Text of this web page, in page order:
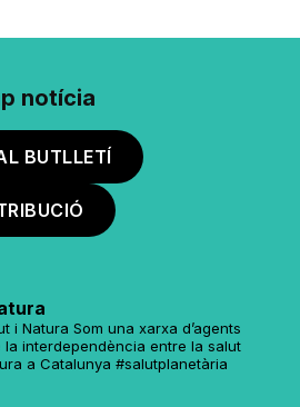
notícia
BUTLLETÍ
i Natura Som una xarxa d’agents
la interdependència entre la salut
a Catalunya #salutplanetària